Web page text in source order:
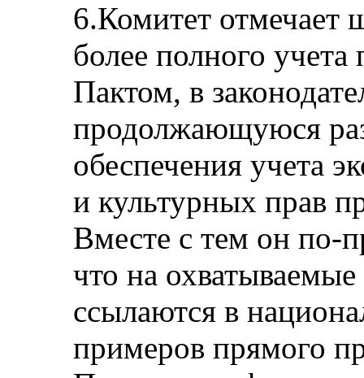
6.Комитет отмечает
более полного
Пактом, в
продолжающуюся
обеспечения учета
и культурных прав
Вместе с тем он по-
что на
ссылаются в
примеров прямого